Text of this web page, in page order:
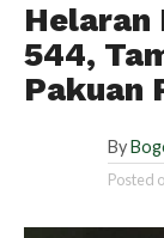
Helaran
544,
Pakuan
By
Posted